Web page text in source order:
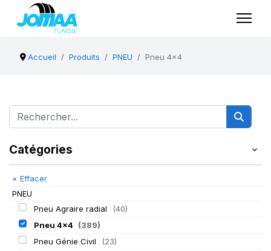
Accueil Produits PNEU Pneu 4x4
Catégories
× Effacer
PNEU
Pneu Agraire radial
(40)
Pneu 4x4 (389)
Pneu Génie Civil
(23)